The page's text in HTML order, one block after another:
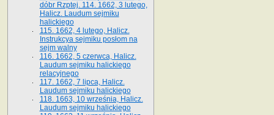
dóbr Rzptej. 114. 1662, 3 lutego,
Halicz. Laudum sejmiku
halickiego
115. 1662, 4 lutego, Halicz.
Instrukcya sejmiku posłom na
sejm walny
116. 1662, 5 czerwca, Halicz.
Laudum sejmiku halickiego
relacyjnego
117. 1662, 7 lipca, Halicz.
Laudum sejmiku halickiego
118. 1663, 10 września, Halicz.
Laudum sejmiku halickiego